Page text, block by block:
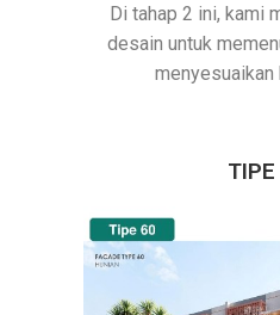
Di tahap 2 ini, kami
desain untuk
menyesuaikan